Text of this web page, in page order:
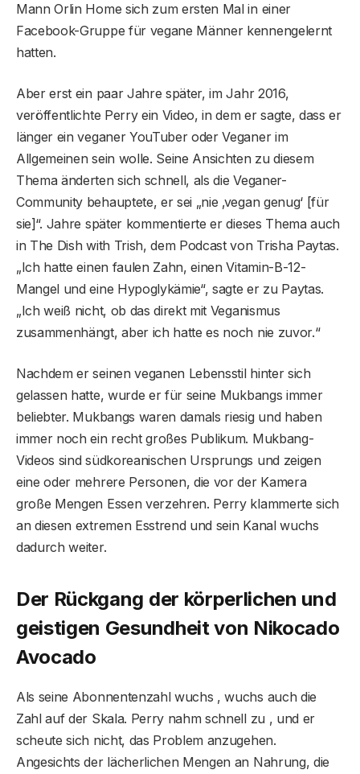
Mann Orlin Home sich zum ersten Mal in einer
Facebook-Gruppe für vegane Männer kennengelernt
hatten.
Aber erst ein paar Jahre später, im Jahr 2016,
veröffentlichte Perry ein Video, in dem er sagte, dass er
länger ein veganer YouTuber oder Veganer im
Allgemeinen sein wolle. Seine Ansichten zu diesem
Thema änderten sich schnell, als die Veganer-
Community behauptete, er sei „nie ‚vegan genug‘ [für
sie]“. Jahre später kommentierte er dieses Thema auch
in The Dish with Trish, dem Podcast von Trisha Paytas.
„Ich hatte einen faulen Zahn, einen Vitamin-B-12-
Mangel und eine Hypoglykämie“, sagte er zu Paytas.
„Ich weiß nicht, ob das direkt mit Veganismus
zusammenhängt, aber ich hatte es noch nie zuvor.“
Nachdem er seinen veganen Lebensstil hinter sich
gelassen hatte, wurde er für seine Mukbangs immer
beliebter. Mukbangs waren damals riesig und haben
immer noch ein recht großes Publikum. Mukbang-
Videos sind südkoreanischen Ursprungs und zeigen
eine oder mehrere Personen, die vor der Kamera
große Mengen Essen verzehren. Perry klammerte sich
an diesen extremen Esstrend und sein Kanal wuchs
dadurch weiter.
Der Rückgang der körperlichen und
geistigen Gesundheit von Nikocado
Avocado
Als seine Abonnentenzahl wuchs , wuchs auch die
Zahl auf der Skala. Perry nahm schnell zu , und er
scheute sich nicht, das Problem anzugehen.
Angesichts der lächerlichen Mengen an Nahrung, die